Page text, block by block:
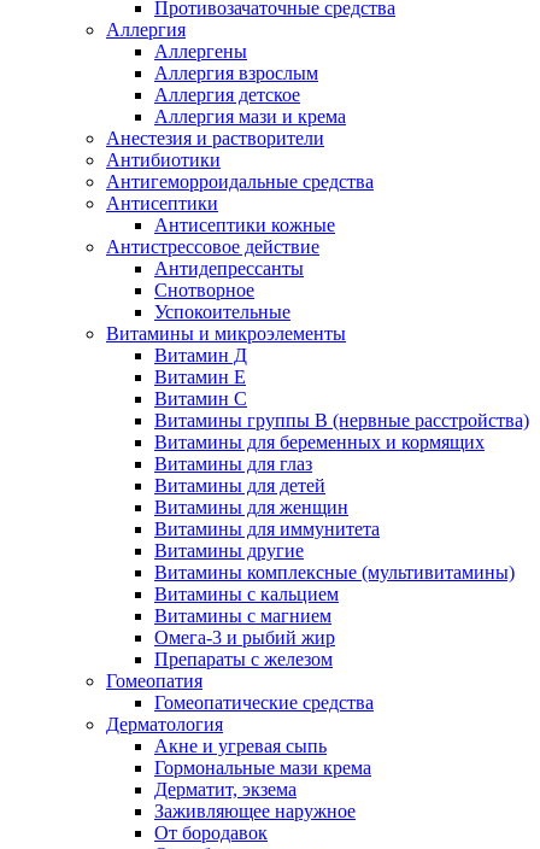
Противозачаточные средства
Аллергия
Аллергены
Аллергия взрослым
Аллергия детское
Аллергия мази и крема
Анестезия и растворители
Антибиотики
Антигеморроидальные средства
Антисептики
Антисептики кожные
Антистрессовое действие
Антидепрессанты
Снотворное
Успокоительные
Витамины и микроэлементы
Витамин Д
Витамин Е
Витамин С
Витамины группы В (нервные расстройства)
Витамины для беременных и кормящих
Витамины для глаз
Витамины для детей
Витамины для женщин
Витамины для иммунитета
Витамины другие
Витамины комплексные (мультивитамины)
Витамины с кальцием
Витамины с магнием
Омега-3 и рыбий жир
Препараты с железом
Гомеопатия
Гомеопатические средства
Дерматология
Акне и угревая сыпь
Гормональные мази крема
Дерматит, экзема
Заживляющее наружное
От бородавок